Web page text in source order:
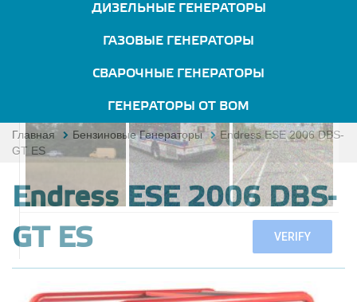
ДИЗЕЛЬНЫЕ ГЕНЕРАТОРЫ
ГАЗОВЫЕ ГЕНЕРАТОРЫ
СВАРОЧНЫЕ ГЕНЕРАТОРЫ
ГЕНЕРАТОРЫ ОТ ВОМ
Главная Бензиновые Генераторы
Endress ESE 2006 DBS-
GT ES
Endress ESE 2006 DBS-
GT ES